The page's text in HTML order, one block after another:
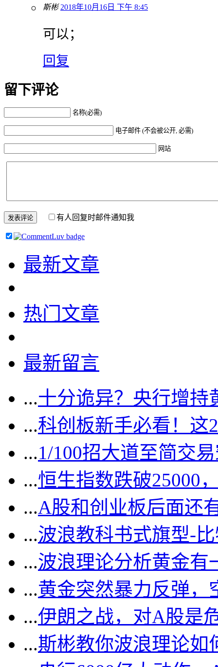
斯彬 2018年10月16日 下午 8:45
可以；
回复
留下评论
名称(必需)
电子邮件 (不会被公开, 必需)
网站
有人回复时邮件通知我
最新文章
热门文章
最新留言
...十分诡异？央行增持
...科创板新手必看！这
...1/100招大道至简交
...恒生指数跌破25000
...A股和创业板后面还
...波浪教科书式旗型-
...波浪理论分析黄金有
...黄金突然暴力反弹，
...伊朗之战，对A股是
...斯彬教你波浪理论如